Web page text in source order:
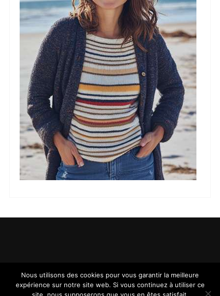
Nous utilisons des cookies pour vous garantir la meilleure
expérience sur notre site web. Si vous continuez à utiliser ce